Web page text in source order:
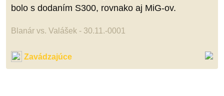
bolo s dodaním S300, rovnako aj MiG-ov.
Blanár vs. Valášek - 30.11.-0001
Zavádzajúce